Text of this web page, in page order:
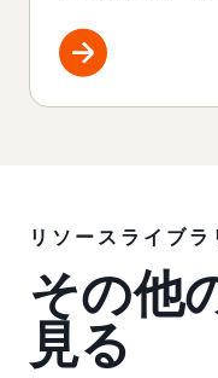
リソースライブラ
その他
見る